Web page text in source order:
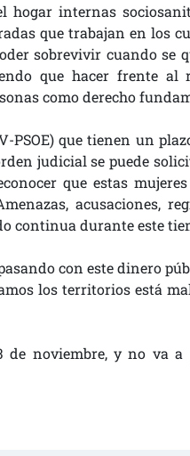
internas
que trabajan en los
sobrevivir cuando se
que hacer frente al
como derecho
que tienen un
judicial se puede
que estas
acusaciones,
continua durante este
con este dinero
los territorios está
de noviembre, y no va